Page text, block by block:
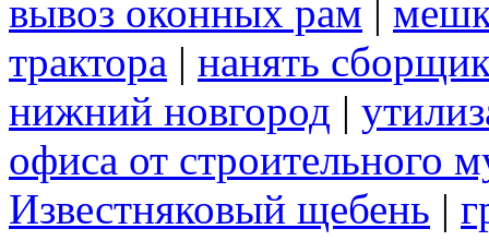
вывоз оконных рам |
трактора | нанять
нижний новгород |
офиса от строительного
Известняковый щебень |